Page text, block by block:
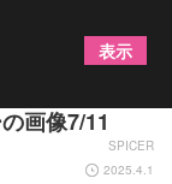
たち』 山崎
画像7/11
SPICER
2025.4.1
表示